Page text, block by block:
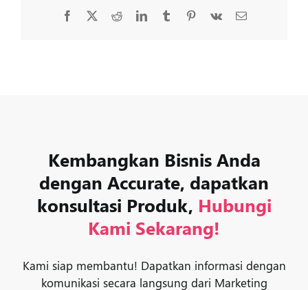
Facebook
X RedditLinkedInTumblrPinterest
Vk Email
Kembangkan Bisnis Anda
dengan Accurate, dapatkan
konsultasi Produk, Hubungi
Kami Sekarang!
Kami siap membantu! Dapatkan informasi dengan
komunikasi secara langsung dari Marketing